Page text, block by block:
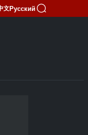
文Русский